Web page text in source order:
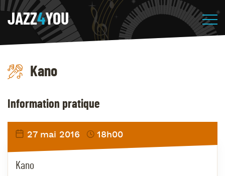
JAZZ4YOU
Kano
Information pratique
27 mai 2016 18h00
Kano